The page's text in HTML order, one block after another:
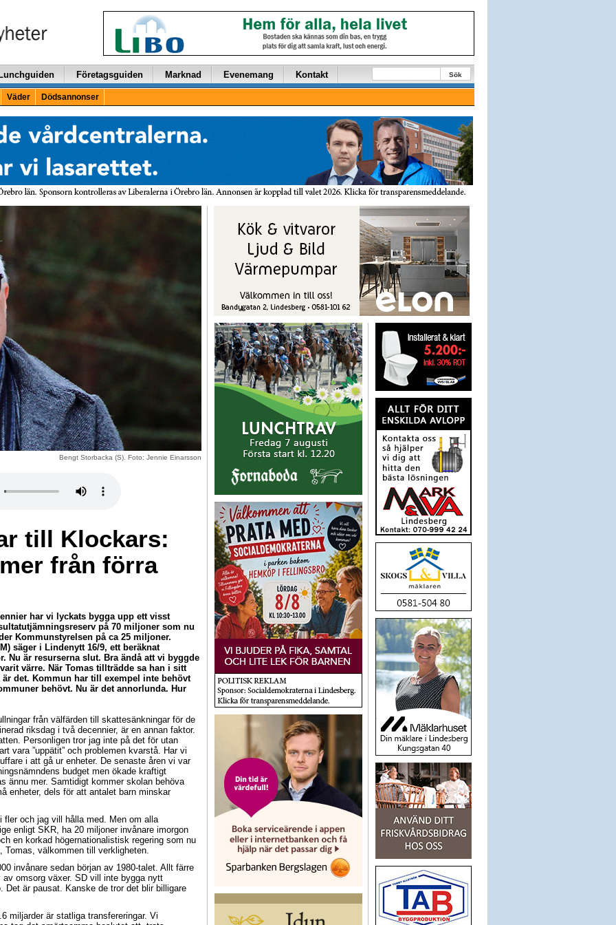
Företagsguiden Marknad Evenemang Kontakt Sök
Väder Dödsannonser
Bengt Storbacka (S). Foto: Jennie Einarsson
till Klockars:
från förra
har vi lyckats bygga upp ett visst
på 70 miljoner som nu
Kommunstyrelsen på ca 25 miljoner.
säger i Lindenytt 16/9, ett beräknat
Nu är resurserna slut. Bra ändå att vi byggde
värre. När Tomas tillträdde sa han i sitt
det. Kommun har till exempel inte behövt
behövt. Nu är det annorlunda. Hur
från välfärden till skattesänkningar för de
riksdag i två decennier, är en annan faktor.
Personligen tror jag inte på det för utan
vara ”uppätit” och problemen kvarstå. Har vi
i att gå ur enheter. De senaste åren vi var
budget men ökade kraftigt
ännu mer. Samtidigt kommer skolan behöva
enheter, dels för att antalet barn minskar
och jag vill hålla med. Men om alla
enligt SKR, ha 20 miljoner invånare imorgon
en korkad högernationalistisk regering som nu
välkommen till verkligheten.
invånare sedan början av 1980-talet. Allt färre
omsorg växer. SD vill inte bygga nytt
Det är pausat. Kanske de tror det blir billigare
miljarder är statliga transfereringar. Vi